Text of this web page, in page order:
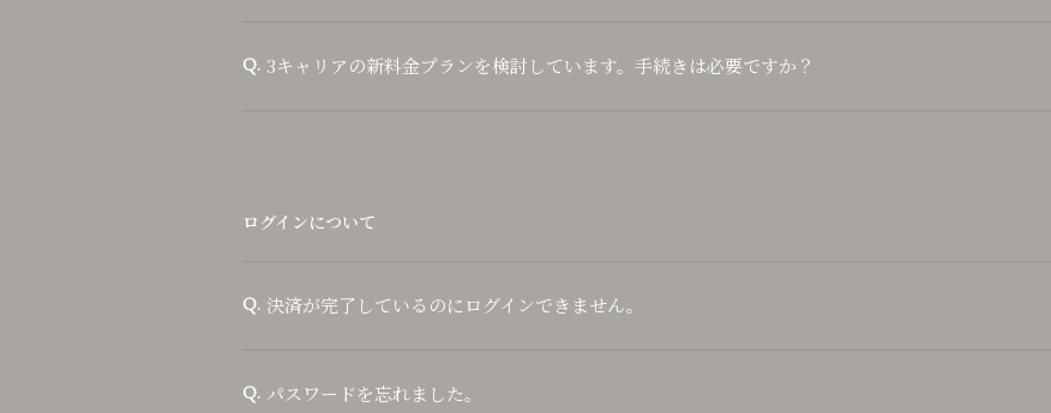
Q. 3キャリアの新料金プランを検討しています。手続きは必要ですか？
ログインについて
Q. 決済が完了しているのにログインできません。
Q. パスワードを忘れました。